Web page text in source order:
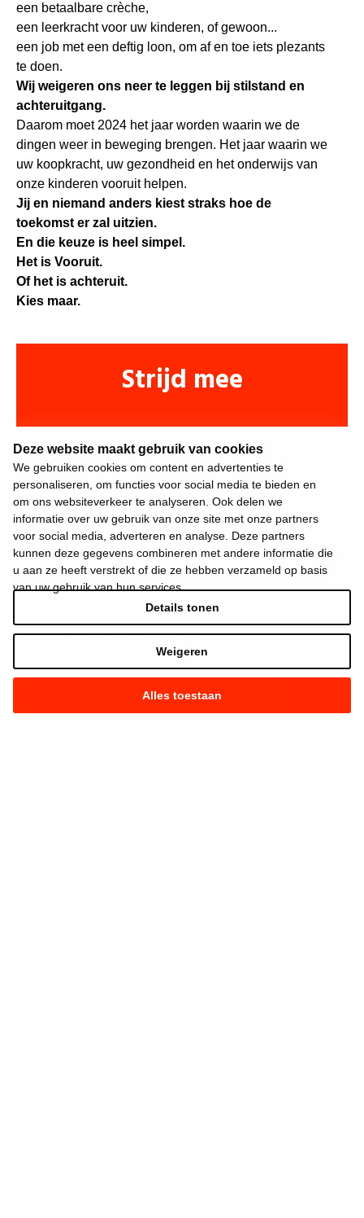
Deze website maakt gebruik van cookies
We gebruiken cookies om content en advertenties te
personaliseren, om functies voor social media te bieden en
om ons websiteverkeer te analyseren. Ook delen we
informatie over uw gebruik van onze site met onze partners
voor social media, adverteren en analyse. Deze partners
kunnen deze gegevens combineren met andere informatie die
u aan ze heeft verstrekt of die ze hebben verzameld op basis
van uw gebruik van hun services.
Alles toestaan
Weigeren
Details tonen
een betaalbare crèche,
een leerkracht voor uw kinderen, of gewoon...
een job met een deftig loon, om af en toe iets plezants
te doen.
Wij weigeren ons neer te leggen bij stilstand en
achteruitgang.
Daarom moet 2024 het jaar worden waarin we de
dingen weer in beweging brengen. Het jaar waarin we
uw koopkracht, uw gezondheid en het onderwijs van
onze kinderen vooruit helpen.
Jij en niemand anders kiest straks hoe de
toekomst er zal uitzien.
En die keuze is heel simpel.
Het is Vooruit.
Of het is achteruit.
Kies maar.
Strijd mee
Ik aanvaard de